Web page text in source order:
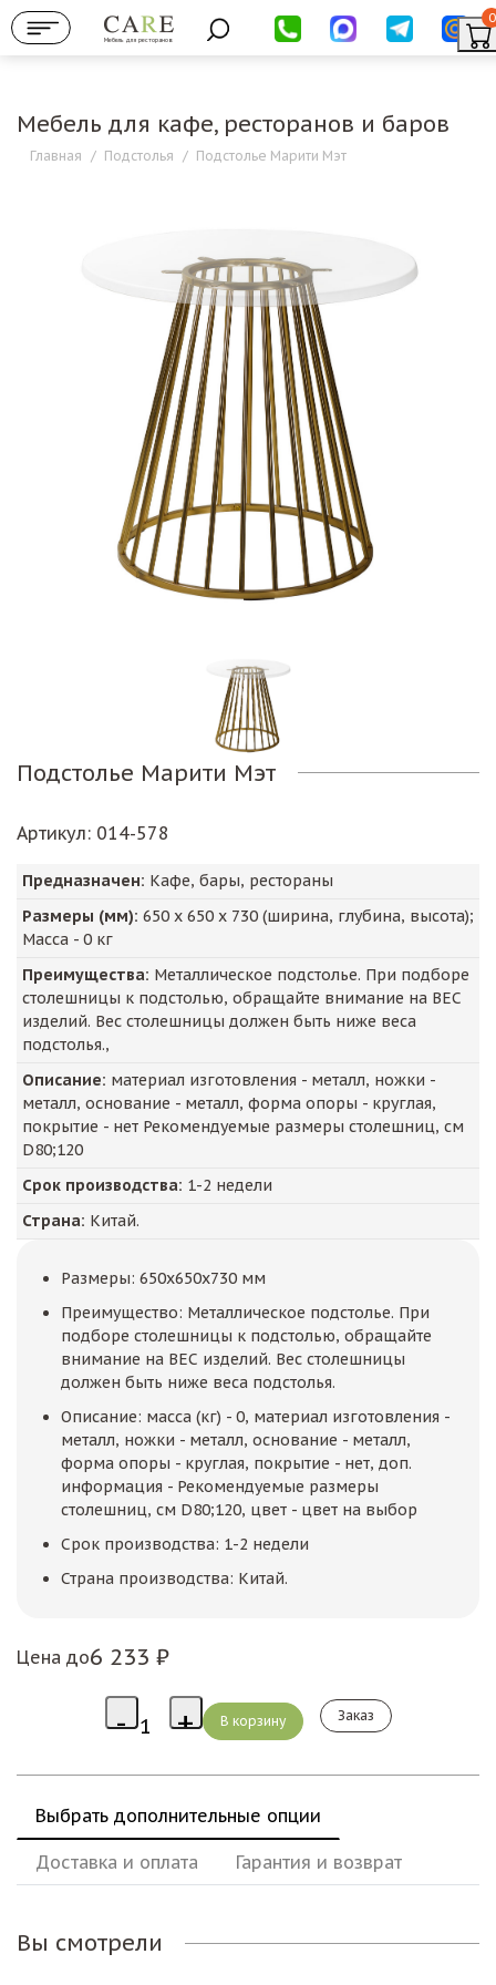
Мебель для ресторанов
0
Мебель для кафе, ресторанов и баров
Главная / Подстолья / Подстолье Марити Мэт
Подстолье Марити Мэт
Артикул: 014-578
Предназначен: Кафе, бары, рестораны
Размеры (мм): 650 х 650 х 730 (ширина, глубина, высота);
Масса - 0 кг
Преимущества: Металлическое подстолье. При подборе
столешницы к подстолью, обращайте внимание на ВЕС
изделий. Вес столешницы должен быть ниже веса
подстолья.,
Описание: материал изготовления - металл, ножки -
металл, основание - металл, форма опоры - круглая,
покрытие - нет Рекомендуемые размеры столешниц, см
D80;120
Срок производства: 1-2 недели
Страна: Китай.
Размеры: 650x650x730 мм
Преимущество: Металлическое подстолье. При
подборе столешницы к подстолью, обращайте
внимание на ВЕС изделий. Вес столешницы
должен быть ниже веса подстолья.
Описание: масса (кг) - 0, материал изготовления -
металл, ножки - металл, основание - металл,
форма опоры - круглая, покрытие - нет, доп.
информация - Рекомендуемые размеры
столешниц, см D80;120, цвет - цвет на выбор
Срок производства: 1-2 недели
Страна производства: Китай.
Цена до6 233 ₽
Заказ
Выбрать дополнительные опции
Доставка и оплата Гарантия и возврат
Вы смотрели